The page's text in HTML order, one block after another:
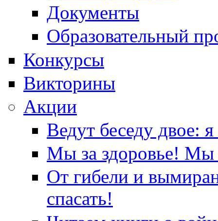
Документы
Образовательный
Конкурсы
Викторины
Акции
Ведут беседу двое:
Мы за здоровье! Мы
От гибели и
спасать!